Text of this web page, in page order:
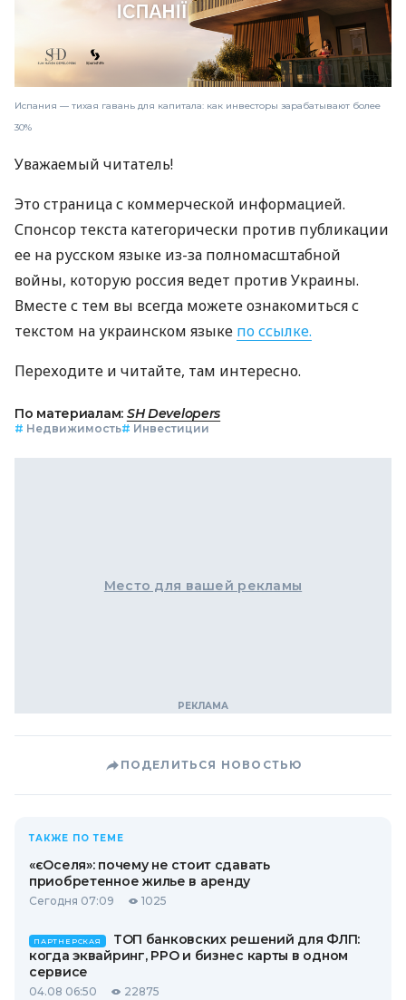
Испания — тихая гавань для капитала: как инвесторы зарабатывают более
30%
Уважаемый читатель!
Это страница с коммерческой информацией.
Спонсор текста категорически против публикации
ее на русском языке из-за полномасштабной
войны, которую россия ведет против Украины.
Вместе с тем вы всегда можете ознакомиться с
текстом на украинском языке по ссылке.
Переходите и читайте, там интересно.
По материалам: SH Developers
# Недвижимость# Инвестиции
Место для вашей рекламы
ПОДЕЛИТЬСЯ НОВОСТЬЮ
ТАКЖЕ ПО ТЕМЕ
«єОселя»: почему не стоит сдавать
приобретенное жилье в аренду
Сегодня 07:09 1025
ПАРТНЕРСКАЯ
ТОП банковских решений для ФЛП:
когда эквайринг, РРО и бизнес карты в одном
сервисе
04.08 06:50 22875